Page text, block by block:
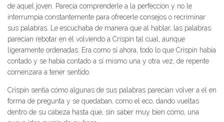
de aquel joven. Parecía comprenderle a la perfección y no le
interrumpía constantemente para ofrecerle consejos o recriminar
sus palabras. Le escuchaba de manera que al hablar, las palabras
parecían rebotar en él volviendo a Crispín tal cual, aunque
ligeramente ordenadas. Era como si ahora, todo lo que Crispín había
contado y se había contado a sí mismo una y otra vez, de repente
comenzara a tener sentido.
Crispín sentía cómo algunas de sus palabras parecían volver a él en
forma de pregunta y se quedaban, como el eco, dando vueltas
dentro de su cabeza hasta que, sin saber muy bien cómo, una